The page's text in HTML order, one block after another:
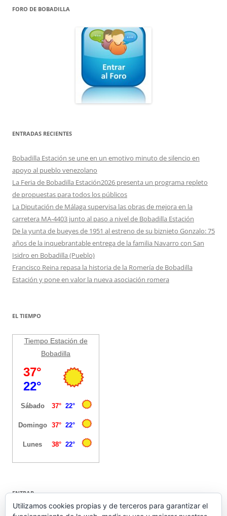
FORO DE BOBADILLA
ENTRADAS RECIENTES
Bobadilla Estación se une en un emotivo minuto de silencio en
apoyo al pueblo venezolano
La Feria de Bobadilla Estación2026 presenta un programa repleto
de propuestas para todos los públicos
La Diputación de Málaga supervisa las obras de mejora en la
carretera MA-4403 junto al paso a nivel de Bobadilla Estación
De la yunta de bueyes de 1951 al estreno de su biznieto Gonzalo: 75
años de la inquebrantable entrega de la familia Navarro con San
Isidro en Bobadilla (Pueblo)
Francisco Reina repasa la historia de la Romería de Bobadilla
Estación y pone en valor la nueva asociación romera
EL TIEMPO
Tiempo Estación de
Bobadilla
ENTRAR
Utilizamos cookies propias y de terceros para garantizar el